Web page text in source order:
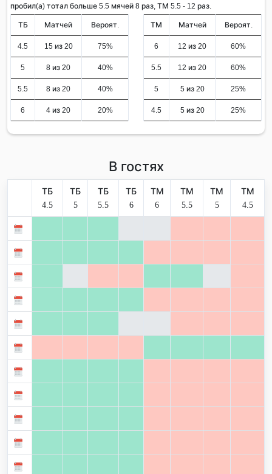
пробил(а) тотал больше 5.5 мячей 8 раз, ТМ 5.5 - 12 раз.
ТБ Матчей Вероят.
4.5 15 из 20 75%
5 8 из 20 40%
5.5 8 из 20 40%
6 4 из 20 20%
ТМ Матчей Вероят.
6 12 из 20 60%
5.5 12 из 20 60%
5 5 из 20 25%
4.5 5 из 20 25%
В гостях
ТБ
4.5
ТБ
5
ТБ
5.5
ТБ
6
ТМ
6
ТМ
5.5
ТМ
5
ТМ
4.5